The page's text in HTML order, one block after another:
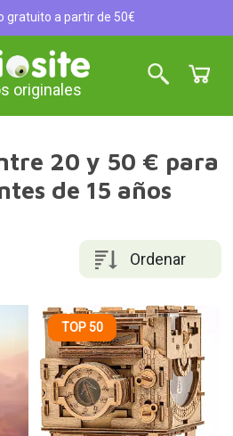
gratuito a partir de 50€
originales
20 y 50 € para
de 15 años
Ordenar
TOP 50